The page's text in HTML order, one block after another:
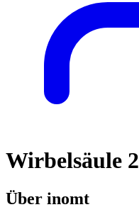
Wirbelsäule
Über inomt